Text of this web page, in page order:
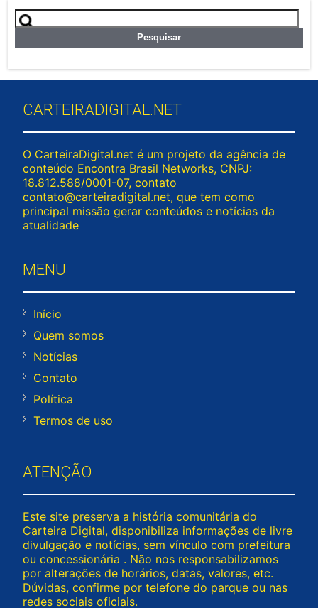
Pesquisar
por:
CARTEIRADIGITAL.NET
O CarteiraDigital.net é um projeto da agência de
conteúdo Encontra Brasil Networks, CNPJ:
18.812.588/0001-07, contato
contato@carteiradigital.net, que tem como
principal missão gerar conteúdos e notícias da
atualidade
MENU
Início
Quem somos
Notícias
Contato
Política
Termos de uso
ATENÇÃO
Este site preserva a história comunitária do
Carteira Digital, disponibiliza informações de livre
divulgação e notícias, sem vínculo com prefeitura
ou concessionária . Não nos responsabilizamos
por alterações de horários, datas, valores, etc.
Dúvidas, confirme por telefone do parque ou nas
redes sociais oficiais.